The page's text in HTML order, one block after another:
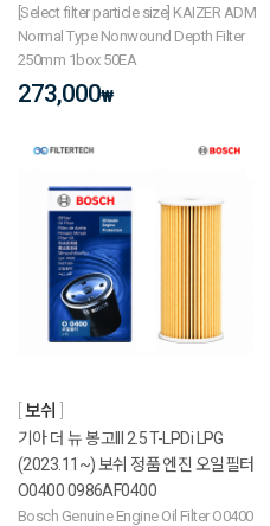
[Select filter particle size] KAIZER ADM
Normal Type Nonwound Depth Filter
250mm 1box 50EA
273,000₩
보쉬
기아 더 뉴 봉고III 2.5 T-LPDi LPG
(2023.11~) 보쉬 정품 엔진 오일필터
O0400 0986AF0400
Bosch Genuine Engine Oil Filter O0400